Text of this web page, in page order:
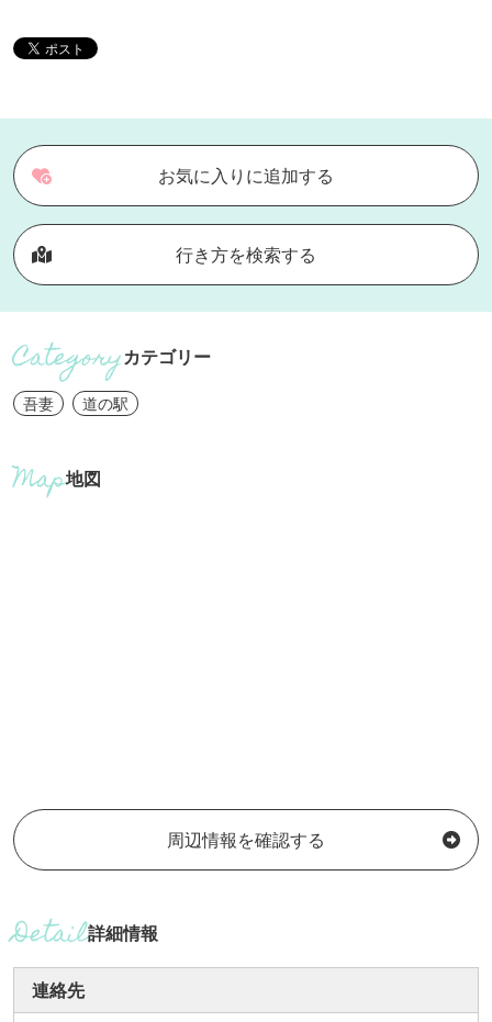
お気に入りに追加する
行き方を検索する
カテゴリー
吾妻 道の駅
地図
周辺情報を確認する
詳細情報
連絡先